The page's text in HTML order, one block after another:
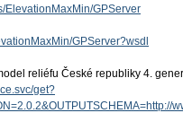
ElevationMaxMin/GPServer
GPServer?wsdl
reliéfu České republiky 4.
get?